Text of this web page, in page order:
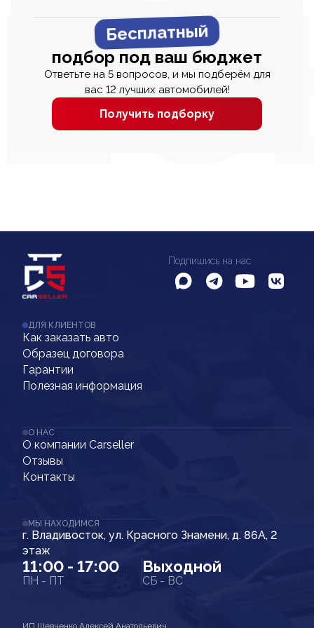
Бесплатный
подбор под ваш бюджет
Ответьте на 5 вопросов, и мы подберём для
вас 12 лучших автомобилей!
Получить подборку
Подпишись на нас
ДЛЯ КЛИЕНТОВ
Как заказать авто
Образец договора
Гарантии
Полезная информация
О НАС
О компании Carseller
Отзывы
Контакты
МЫ НАХОДИМСЯ
г. Владивосток, ул. Красного Знамени, д. 86А, 2
этаж
11:00 - 17:00
ПН - ПТ
Выходной
СБ - ВС
ИП Шевченко Алексей Анатольевич